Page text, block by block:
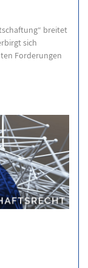
breitet
sich
Forderungen